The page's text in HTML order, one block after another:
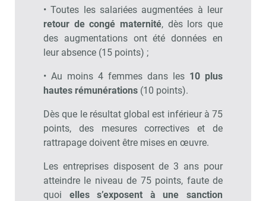
• Toutes les salariées augmentées à leur
retour de congé maternité, dès lors que
des augmentations ont été données en
leur absence (15 points) ;
• Au moins 4 femmes dans les 10 plus
hautes rémunérations (10 points).
Dès que le résultat global est inférieur à 75
points, des mesures correctives et de
rattrapage doivent être mises en œuvre.
Les entreprises disposent de 3 ans pour
atteindre le niveau de 75 points, faute de
quoi elles s’exposent à une sanction